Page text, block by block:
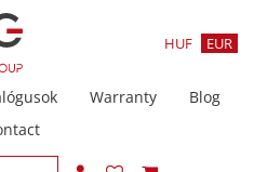
HUF EUR
Warranty
Blog